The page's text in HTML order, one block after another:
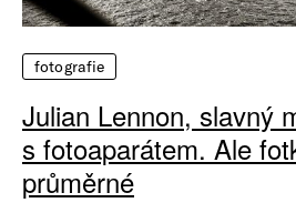
fotografie
Julian Lennon, slavný
s fotoaparátem. Ale
průměrné